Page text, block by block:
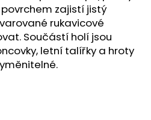
zajistí jistý
rukavicové
Součástí holí jsou
letní talířky a hroty